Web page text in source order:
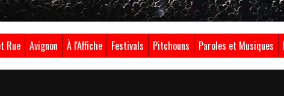
Rue Avignon À l'Affiche Festivals Pitchouns Paroles et Musiques